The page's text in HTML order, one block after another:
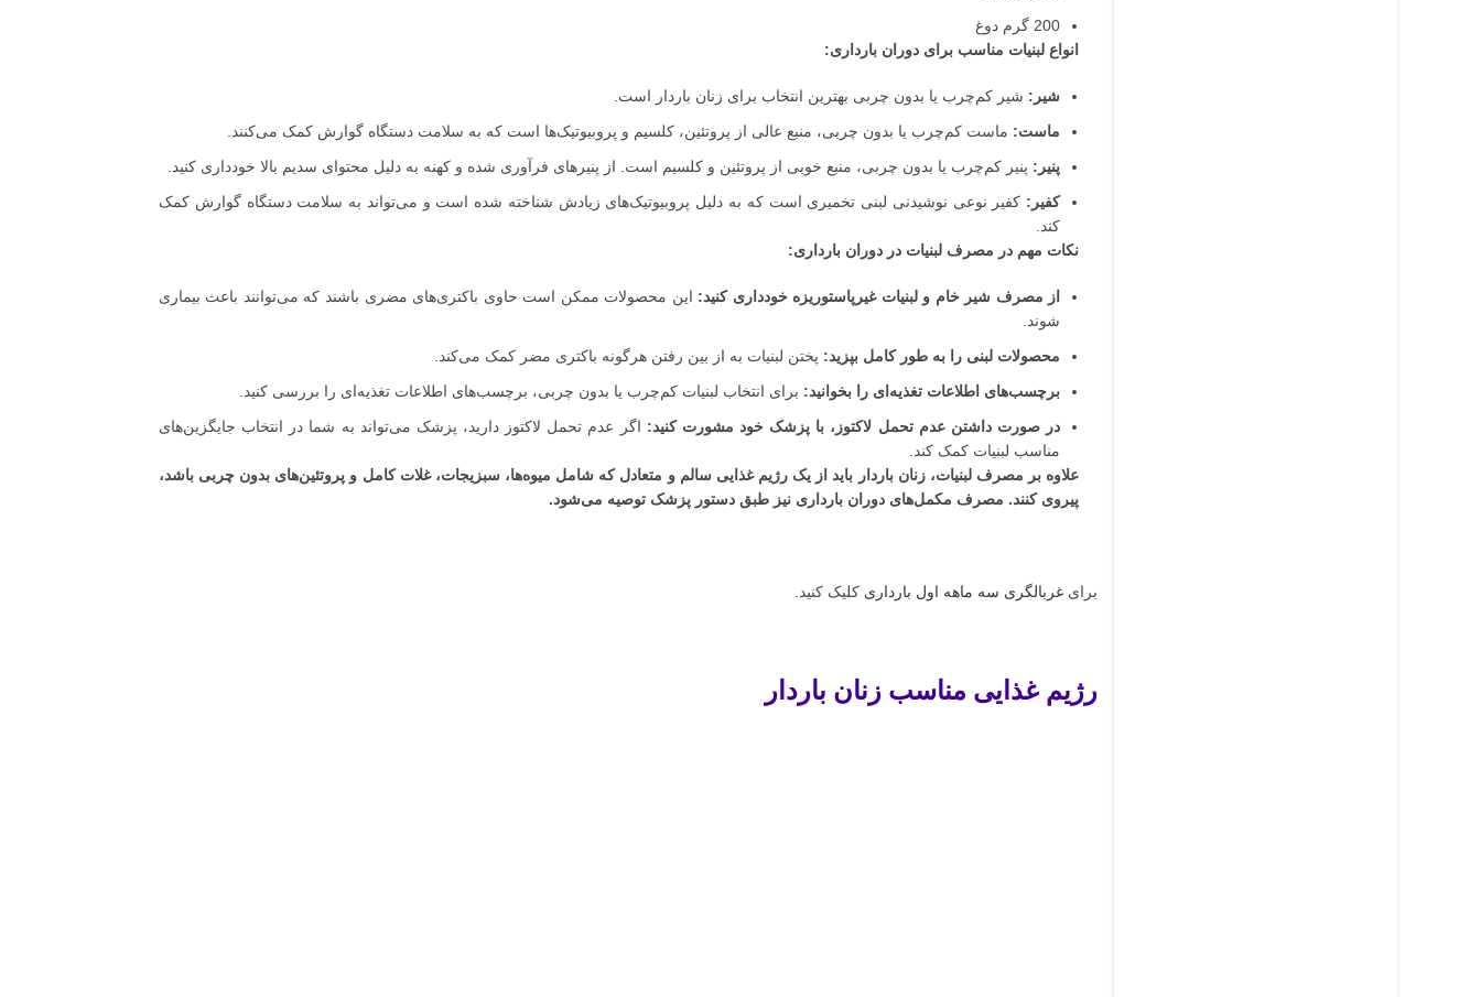
200 گرم دوغ
انواع لبنیات مناسب برای دوران بارداری:
شیر: شیر کم‌چرب یا بدون چربی بهترین انتخاب برای زنان باردار است.
ماست: ماست کم‌چرب یا بدون چربی، منبع عالی از پروتئین، کلسیم و پروبیوتیک‌ها است که به سلامت دستگاه گوارش کمک می‌کنند.
پنیر: پنیر کم‌چرب یا بدون چربی، منبع خوبی از پروتئین و کلسیم است. از پنیرهای فرآوری شده و کهنه به دلیل محتوای سدیم بالا خودداری کنید.
کفیر: کفیر نوعی نوشیدنی لبنی تخمیری است که به دلیل پروبیوتیک‌های زیادش شناخته شده است و می‌تواند به سلامت دستگاه گوارش کمک
کند.
نکات مهم در مصرف لبنیات در دوران بارداری:
از مصرف شیر خام و لبنیات غیرپاستوریزه خودداری کنید: این محصولات ممکن است حاوی باکتری‌های مضری باشند که می‌توانند باعث بیماری
شوند.
محصولات لبنی را به طور کامل بپزید: پختن لبنیات به از بین رفتن هرگونه باکتری مضر کمک می‌کند.
برچسب‌های اطلاعات تغذیه‌ای را بخوانید: برای انتخاب لبنیات کم‌چرب یا بدون چربی، برچسب‌های اطلاعات تغذیه‌ای را بررسی کنید.
در صورت داشتن عدم تحمل لاکتوز، با پزشک خود مشورت کنید: اگر عدم تحمل لاکتوز دارید، پزشک می‌تواند به شما در انتخاب جایگزین‌های
مناسب لبنیات کمک کند.
علاوه بر مصرف لبنیات، زنان باردار باید از یک رژیم غذایی سالم و متعادل که شامل میوه‌ها، سبزیجات، غلات کامل و پروتئین‌های بدون چربی باشد،
پیروی کنند. مصرف مکمل‌های دوران بارداری نیز طبق دستور پزشک توصیه می‌شود.
برای غربالگری سه ماهه اول بارداری کلیک کنید.
رژیم غذایی مناسب زنان باردار